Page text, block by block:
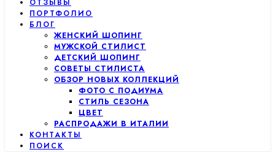
ОТЗЫВЫ
ПОРТФОЛИО
БЛОГ
ЖЕНСКИЙ ШОПИНГ
МУЖСКОЙ СТИЛИСТ
ДЕТСКИЙ ШОПИНГ
СОВЕТЫ СТИЛИСТА
ОБЗОР НОВЫХ КОЛЛЕКЦИЙ
ФОТО С ПОДИУМА
СТИЛЬ СЕЗОНА
ЦВЕТ
РАСПРОДАЖИ В ИТАЛИИ
КОНТАКТЫ
ПОИСК